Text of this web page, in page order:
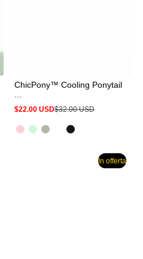
ChicPony™ Cooling Ponytail
Prezzo
offerta
$22.00 USD
Prezzo
$32.00 USD
In offerta